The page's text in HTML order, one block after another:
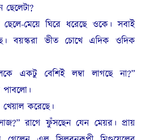
মেয়ে ঘিরে ধরেছে ওকে। সবাই
বয়স্করা ভীত চোখে এদিক ওদিক
একটু বেশিই লম্বা লাগছে না?”
খেয়াল করেছে।
রাগে ফুঁসছেন যেন মেয়র। প্রায়